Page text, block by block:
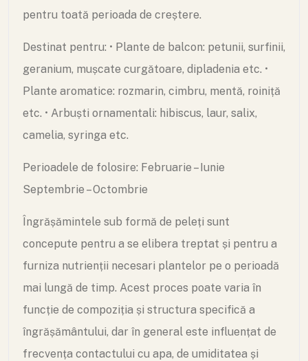
pentru toată perioada de creștere.
Destinat pentru: • Plante de balcon: petunii, surfinii,
geranium, mușcate curgătoare, dipladenia etc. •
Plante aromatice: rozmarin, cimbru, mentă, roiniță
etc. • Arbuști ornamentali: hibiscus, laur, salix,
camelia, syringa etc.
Perioadele de folosire: Februarie – Iunie
Septembrie – Octombrie
Îngrășămintele sub formă de peleți sunt
concepute pentru a se elibera treptat și pentru a
furniza nutrienții necesari plantelor pe o perioadă
mai lungă de timp. Acest proces poate varia în
funcție de compoziția și structura specifică a
îngrășământului, dar în general este influențat de
frecvența contactului cu apa, de umiditatea și